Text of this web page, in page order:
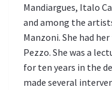
Mandiargues, Italo
and among the
Manzoni. She had
Pezzo. She was a
for ten years in the
made several